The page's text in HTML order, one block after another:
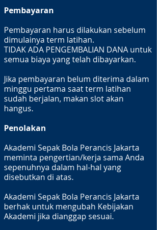
Pembayaran
Pembayaran harus dilakukan sebelum
dimulainya term latihan.
TIDAK ADA PENGEMBALIAN DANA untuk
semua biaya yang telah dibayarkan.
Jika pembayaran belum diterima dalam
minggu pertama saat term latihan
sudah berjalan, makan slot akan
hangus.
Penolakan
Akademi Sepak Bola Perancis Jakarta
meminta pengertian/kerja sama Anda
sepenuhnya dalam hal-hal yang
disebutkan di atas.
Akademi Sepak Bola Perancis Jakarta
berhak untuk mengubah Kebijakan
Akademi jika dianggap sesuai.